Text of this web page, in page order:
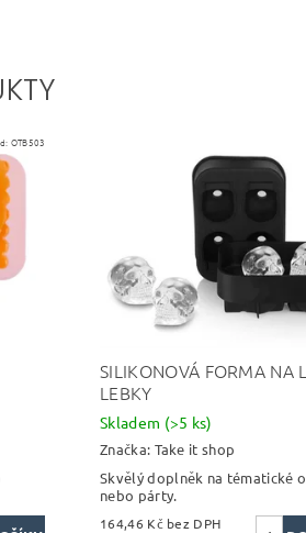
OTB503
SILIKONOVÁ FORMA NA
LEBKY
Skladem (>5 ks)
Značka: Take it shop
Skvělý doplněk na tématické
nebo párty.
164,46 Kč bez DPH